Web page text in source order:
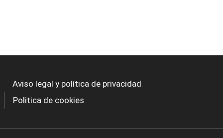
Aviso legal y política de privacidad
Politica de cookies